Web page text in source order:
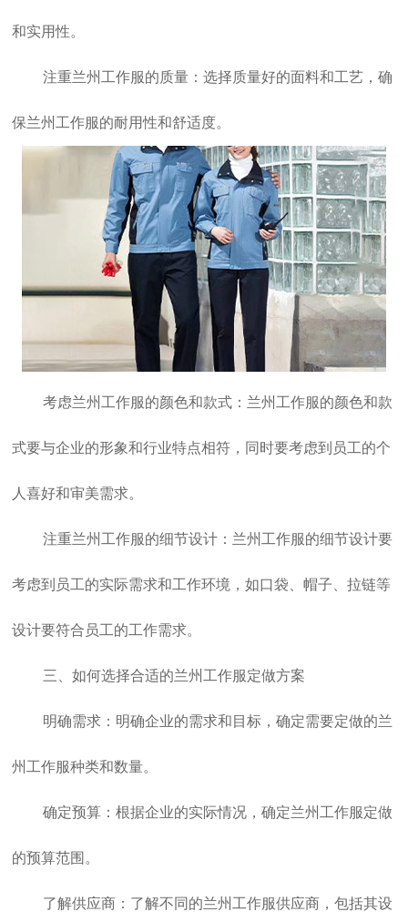
和实用性。
注重兰州工作服的质量：选择质量好的面料和工艺，确
保兰州工作服的耐用性和舒适度。
考虑兰州工作服的颜色和款式： 兰州工作服的颜色和款
式要与企业的形象和行业特点相符，同时要考虑到员工的个
人喜好和审美需求。
注重兰州工作服的细节设计： 兰州工作服的细节设计要
考虑到员工的实际需求和工作环境，如口袋、帽子、拉链等
设计要符合员工的工作需求。
三、如何选择合适的兰州工作服定做方案
明确需求：明确企业的需求和目标，确定需要定做的兰
州工作服种类和数量。
确定预算：根据企业的实际情况，确定兰州工作服定做
的预算范围。
了解供应商：了解不同的兰州工作服供应商，包括其设